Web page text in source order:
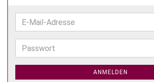
E-
Mail-
Adresse
Passwort
ANMELDEN